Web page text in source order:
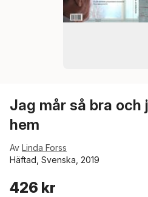
Jag mår så bra och
hem
Av Linda Forss
Häftad, Svenska, 2019
426 kr